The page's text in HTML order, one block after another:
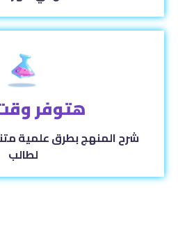
هتوفر
شرح المنهج بطرق علمية
لطالب